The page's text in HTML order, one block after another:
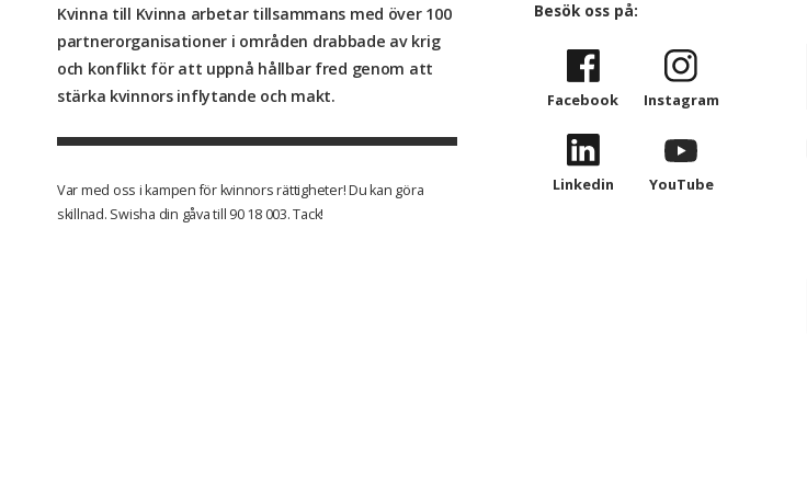
Kvinna till Kvinna arbetar tillsammans med över 100
partnerorganisationer i områden drabbade av krig
och konflikt för att uppnå hållbar fred genom att
stärka kvinnors inflytande och makt.
Var med oss i kampen för kvinnors rättigheter! Du kan göra
skillnad. Swisha din gåva till 90 18 003. Tack!
Besök oss på:
Facebook Instagram
Linkedin YouTube